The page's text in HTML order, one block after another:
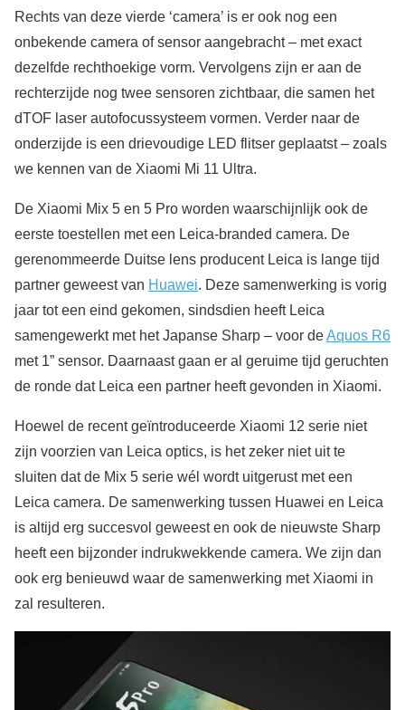
Rechts van deze vierde ‘camera’ is er ook nog een
onbekende camera of sensor aangebracht – met exact
dezelfde rechthoekige vorm. Vervolgens zijn er aan de
rechterzijde nog twee sensoren zichtbaar, die samen het
dTOF laser autofocussysteem vormen. Verder naar de
onderzijde is een drievoudige LED flitser geplaatst – zoals
we kennen van de Xiaomi Mi 11 Ultra.
De Xiaomi Mix 5 en 5 Pro worden waarschijnlijk ook de
eerste toestellen met een Leica-branded camera. De
gerenommeerde Duitse lens producent Leica is lange tijd
partner geweest van Huawei. Deze samenwerking is vorig
jaar tot een eind gekomen, sindsdien heeft Leica
samengewerkt met het Japanse Sharp – voor deAquos R6
met 1” sensor. Daarnaast gaan er al geruime tijd geruchten
de ronde dat Leica een partner heeft gevonden in Xiaomi.
Hoewel de recent geïntroduceerde Xiaomi 12 serie niet
zijn voorzien van Leica optics, is het zeker niet uit te
sluiten dat de Mix 5 serie wél wordt uitgerust met een
Leica camera. De samenwerking tussen Huawei en Leica
is altijd erg succesvol geweest en ook de nieuwste Sharp
heeft een bijzonder indrukwekkende camera. We zijn dan
ook erg benieuwd waar de samenwerking met Xiaomi in
zal resulteren.